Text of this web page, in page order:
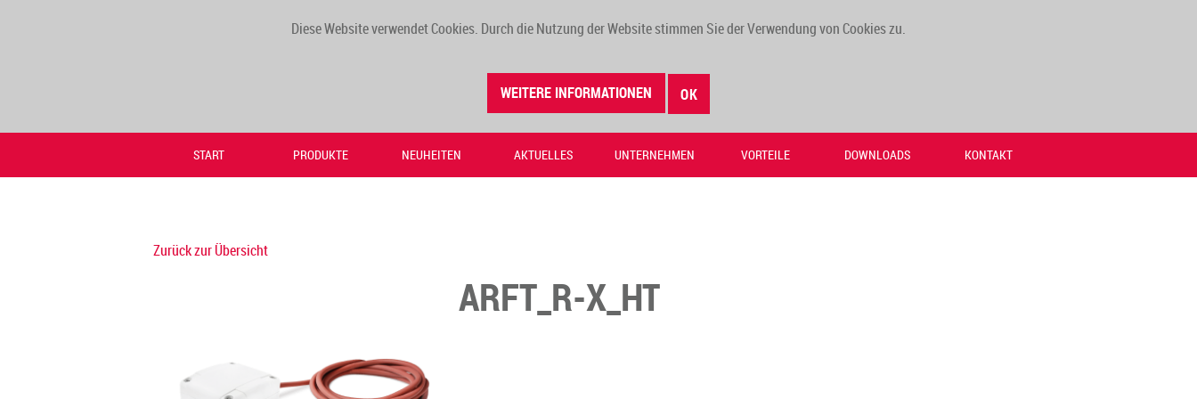
Diese Website verwendet Cookies. Durch die Nutzung der Website stimmen Sie der Verwendung von Cookies zu.
WEITERE INFORMATIONEN OK
START PRODUKTE NEUHEITEN AKTUELLES UNTERNEHMEN VORTEILE DOWNLOADS KONTAKT
Zurück zur Übersicht
ARFT_R-X_HT